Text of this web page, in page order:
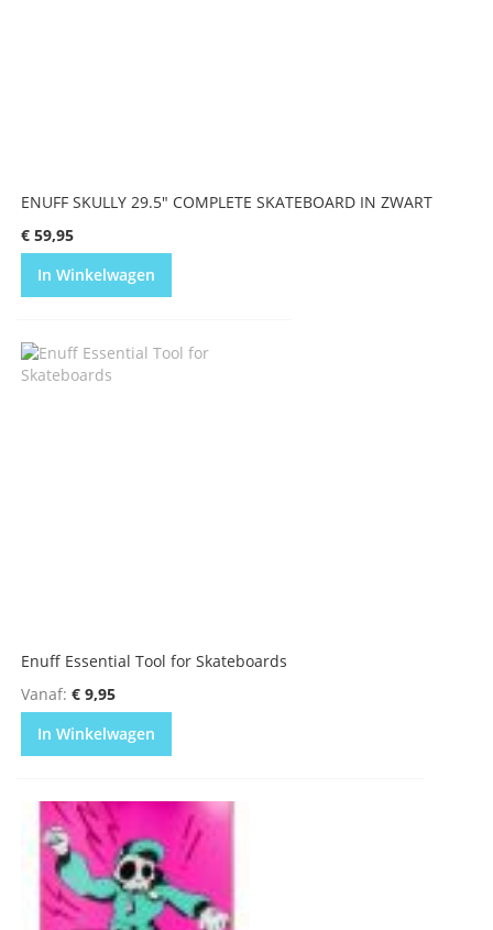
ENUFF SKULLY 29.5" COMPLETE SKATEBOARD IN ZWART
€ 59,95
In Winkelwagen
Enuff Essential Tool for Skateboards
Vanaf € 9,95
In Winkelwagen